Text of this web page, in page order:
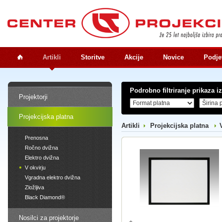
Artikli Storitve Akcije Novice
Projektorji
Projekcijska platna
Prenosna
Ročno dvižna
Elektro dvižna
V okvirju
Vgradna elektro dvižna
Zložljiva
Black Diamond®
Nosilci za projektorje
Podrobno filtriranje prikaza
Artikli Projekcijska platna